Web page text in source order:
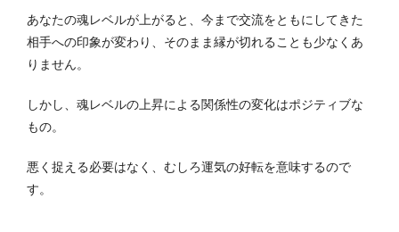
あなたの魂レベルが上がると、今まで交流をともにしてきた
相手への印象が変わり、そのまま縁が切れることも少なくあ
りません。
しかし、魂レベルの上昇による関係性の変化はポジティブな
もの。
悪く捉える必要はなく、むしろ運気の好転を意味するので
す。